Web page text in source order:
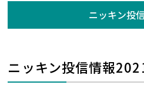
ニッキン投
ニッキン投信情報